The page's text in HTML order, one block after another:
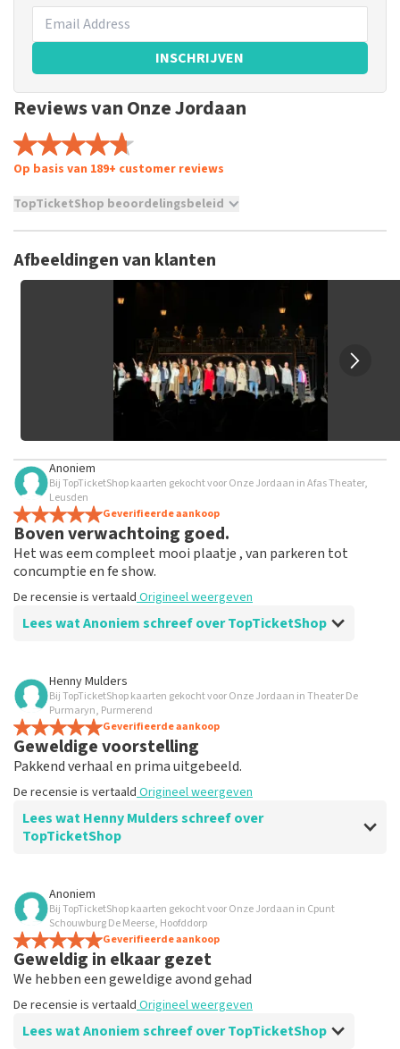
INSCHRIJVEN
Reviews van Onze Jordaan
Op basis van 189+ customer reviews
TopTicketShop beoordelingsbeleid
niet mogelijk om een review achter te laten als je geen
tickets hebt aangeschaft bij TopTicketShop. Reviews met
grof taalgebruik en/of onwaarheden worden niet geplaatst.
Het kan enkele weken duren voordat een review wordt
Afbeeldingen van klanten
Anoniem
Bij TopTicketShop kaarten gekocht voor Onze Jordaan in Afas Theater,
Leusden
Geverifieerde aankoop
Boven verwachtoing goed.
Het was eem compleet mooi plaatje , van parkeren tot
concumptie en fe show.
De recensie is vertaald Origineel weergeven
Lees wat Anoniem schreef over TopTicketShop
Beoordeling van Anoniem over
Gewoon goed.
De recensie is vertaaldOrigineel weergeven
Henny Mulders
Bij TopTicketShop kaarten gekocht voor Onze Jordaan in Theater De
Purmaryn, Purmerend
Geverifieerde aankoop
Geweldige voorstelling
Pakkend verhaal en prima uitgebeeld.
De recensie is vertaald Origineel weergeven
Lees wat Henny Mulders schreef over
TopTicketShop
Beoordeling van Henny Mulders over
Goed
De recensie is vertaaldOrigineel weergeven
Anoniem
Bij TopTicketShop kaarten gekocht voor Onze Jordaan in Cpunt
Schouwburg De Meerse, Hoofddorp
Geverifieerde aankoop
Geweldig in elkaar gezet
We hebben een geweldige avond gehad
De recensie is vertaald Origineel weergeven
Lees wat Anoniem schreef over TopTicketShop